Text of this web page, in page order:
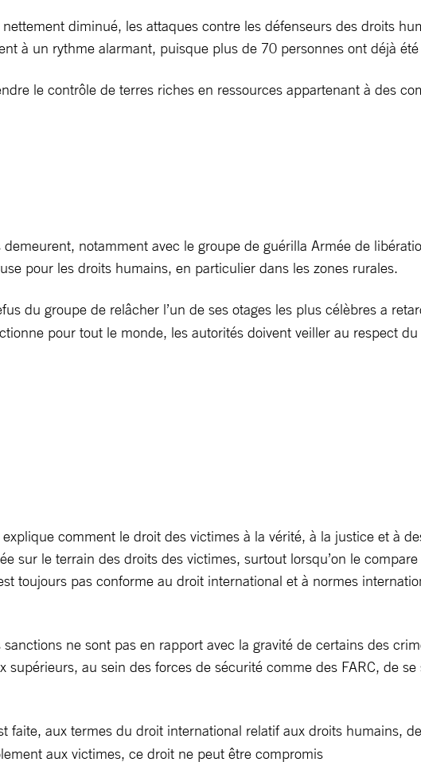
diminué, les attaques contre les défenseurs des droits
à un rythme alarmant, puisque plus de 70 personnes ont déjà
le contrôle de terres riches en ressources appartenant à des
notamment avec le groupe de guérilla Armée de
pour les droits humains, en particulier dans les zones rurales.
du groupe de relâcher l’un de ses otages les plus célèbres a
pour tout le monde, les autorités doivent veiller au respect
comment le droit des victimes à la vérité, à la justice et à
sur le terrain des droits des victimes, surtout lorsqu’on le
toujours pas conforme au droit international et à normes
ne sont pas en rapport avec la gravité de certains des
au sein des forces de sécurité comme des FARC, de
faite, aux termes du droit international relatif aux droits humains,
aux victimes, ce droit ne peut être compromis